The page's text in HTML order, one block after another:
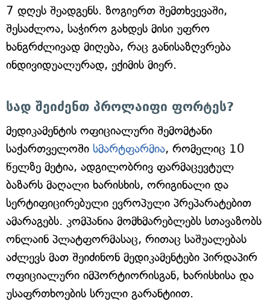
7 დღეს შეადგენს. ზოგიერთ შემთხვევაში,
შესაძლოა, საჭირო გახდეს მისი უფრო
ხანგრძლივად მიღება, რაც განისაზღვრება
ინდივიდუალურად, ექიმის მიერ.
სად შეიძენთ პროლაიფი ფორტეს?
მედიკამენტის ოფიციალური შემომტანი
საქართველოში სმარტფარმია, რომელიც 10
წელზე მეტია, ადგილობრივ ფარმაცევტულ
ბაზარს მაღალი ხარისხის, ორიგინალი და
სერტიფიცირებული ევროპული პრეპარატებით
ამარაგებს. კომპანია მომხმარებლებს სთავაზობს
ონლაინ პლატფორმასაც, რითაც საშუალებას
აძლევს მათ შეიძინონ მედიკამენტები პირდაპირ
ოფიციალური იმპორტიორისგან, ხარისხისა და
უსაფრთხოების სრული გარანტიით.